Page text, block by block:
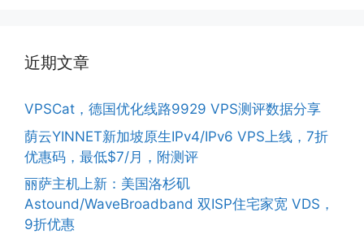
近期文章
VPSCat，德国优化线路9929 VPS测评数据分享
荫云YINNET新加坡原生IPv4/IPv6 VPS上线，7折
优惠码，最低$7/月，附测评
丽萨主机上新：美国洛杉矶
Astound/WaveBroadband 双ISP住宅家宽 VDS，
9折优惠